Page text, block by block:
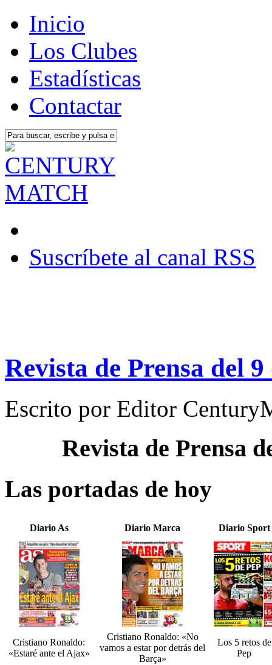
Inicio
Los Clubes
Estadísticas
Contactar
Suscríbete al canal RSS
Revista de Prensa del
Escrito por Editor
Revista de Prensa
Las portadas de hoy
Diario As Diario Marca Diario Sport
Cristiano Ronaldo:
«Estaré ante el Ajax»
Cristiano Ronaldo: «No
vamos a estar por detrás del
Barça»
Los 5 retos de
Pep